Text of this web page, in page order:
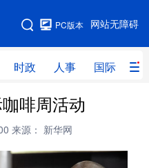
网站无障碍
PC版本
时政 人事 国际 财
图
时政
网评
教育
啡周活动
来源： 新华网